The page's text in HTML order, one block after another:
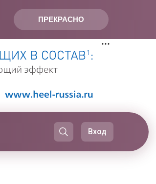
ПРЕКРАСНО
Вход